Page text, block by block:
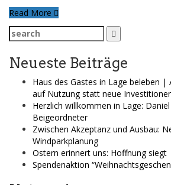
Read More
Search
for:
Neueste Beiträge
Haus des Gastes in Lage beleben |
auf Nutzung statt neue
Herzlich willkommen in Lage:
Beigeordneter
Zwischen Akzeptanz und Ausbau:
Windparkplanung
Ostern erinnert uns: Hoffnung siegt
Spendenaktion